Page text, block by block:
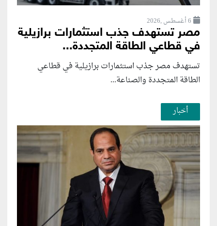
6 أغسطس ,2026
مصر تستهدف جذب استثمارات برازيلية
في قطاعي الطاقة المتجددة...
تستهدف مصر جذب استثمارات برازيلية في قطاعي
الطاقة المتجددة والصناعة...
أخبار